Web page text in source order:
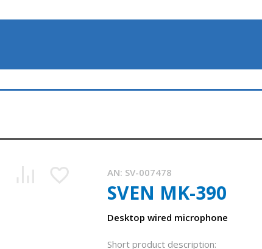
AN: SV-007478
SVEN MK-390
Desktop wired microphone
Short product description: